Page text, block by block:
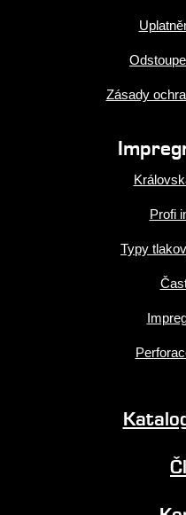
Zásady
Profi
Typy